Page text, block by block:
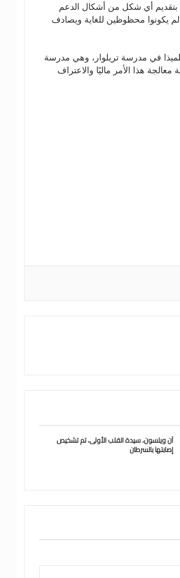
بتقديم أي شكل من أشكال الدعم
لم يكونوا محظوظين للغاية ويصادف
كان تلميذا في مدرسة تريلوار، وهي مدرسة
هذا الأمر ماليًا والاعتراف
آن ويلسون، سيدة القلب الأولى، تم تشخيص
إصابتها بالسرطان